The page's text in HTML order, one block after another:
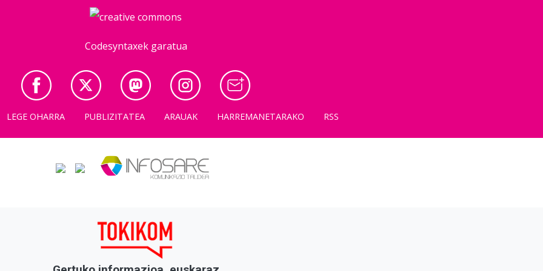
Codesyntaxek garatua
LEGE OHARRA PUBLIZITATEA ARAUAK HARREMANETARAKO RSS